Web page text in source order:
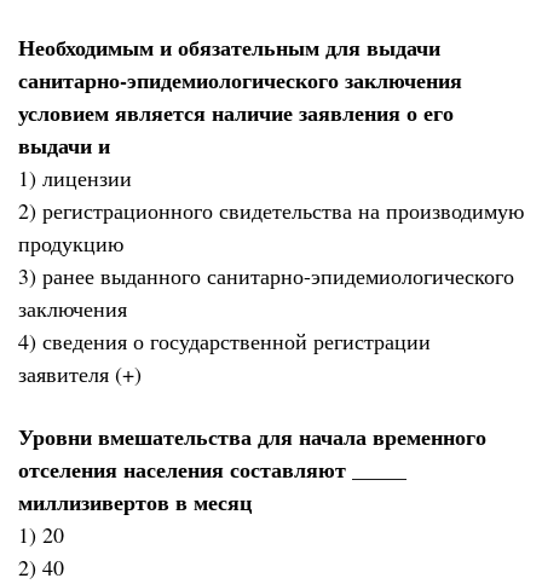
Необходимым и обязательным для выдачи
санитарно-эпидемиологического заключения
условием является наличие заявления о его
выдачи и
1) лицензии
2) регистрационного свидетельства на производимую
продукцию
3) ранее выданного санитарно-эпидемиологического
заключения
4) сведения о государственной регистрации
заявителя (+)
Уровни вмешательства для начала временного
отселения населения составляют _____
миллизивертов в месяц
1) 20
2) 40